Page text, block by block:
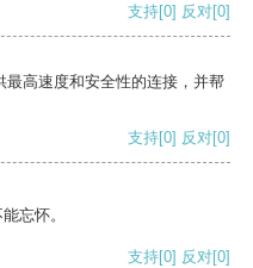
支持[0] 反对[0]
高速度和安全性的连接，并帮
支持[0] 反对[0]
忘怀。
支持[0] 反对[0]